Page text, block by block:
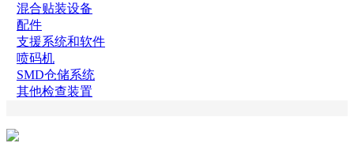
混合贴装设备
配件
支援系统和软件
喷码机
SMD仓储系统
其他检查装置